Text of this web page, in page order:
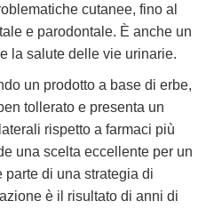
cutanee, fino al
e parodontale. È anche un
la salute delle vie urinarie.
un prodotto a base di erbe,
tollerato e presenta un
rispetto a farmaci più
una scelta eccellente per un
parte di una strategia di
è il risultato di anni di